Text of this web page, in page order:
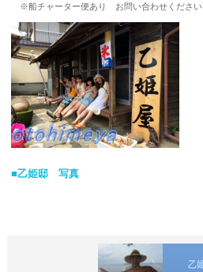
※船チャーター便あり お問い合わせください
■乙姫邸 写真